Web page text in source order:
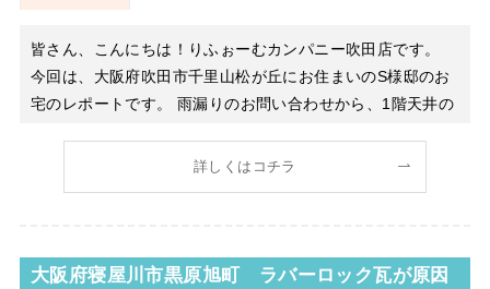
皆さん、こんにちは！りふぉーむカンパニー吹田店です。
今回は、大阪府吹田市千里山松が丘にお住まいのS様邸のお
宅のレポートです。 雨漏りのお問い合わせから、1階天井の
た。 雨漏りしていた１階天井はこちら。長期間雨漏りして
詳しくはコチラ
大阪府寝屋川市黒原旭町 ラバーロック瓦が原因